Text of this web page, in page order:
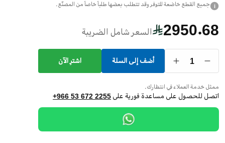
i جميع القطع خاضعة للتوفر وقد تتطلب بعضها طلباً خاصاً من المصنّع.
2950.68 السعر شامل الضريبة
1 أضف إلى السلة اشترِ الآن
ممثل خدمة العملاء في انتظارك.
اتصل للحصول على مساعدة فورية على +966 53 672 2255